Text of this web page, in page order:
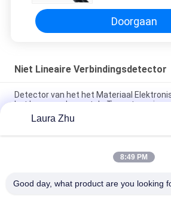
Doorgaan
Niet Lineaire Verbindingsdetector
Detector van het het Materiaal
het hoog rendement de
het hoog rendement de
Fjt-c-S6 niet Lineaire
Laura Zhu
8:49 PM
Good day, what product are you looking